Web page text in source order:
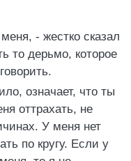
- жестко сказал
то дерьмо, которое
означает, что ты
оттрахать, не
У меня нет
по кругу. Если у